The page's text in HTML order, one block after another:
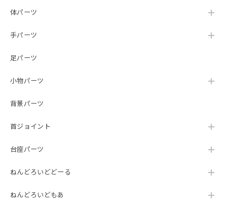
体パーツ
手パーツ
足パーツ
小物パーツ
背景パーツ
首ジョイント
台座パーツ
ねんどろいどどーる
ねんどろいどもあ